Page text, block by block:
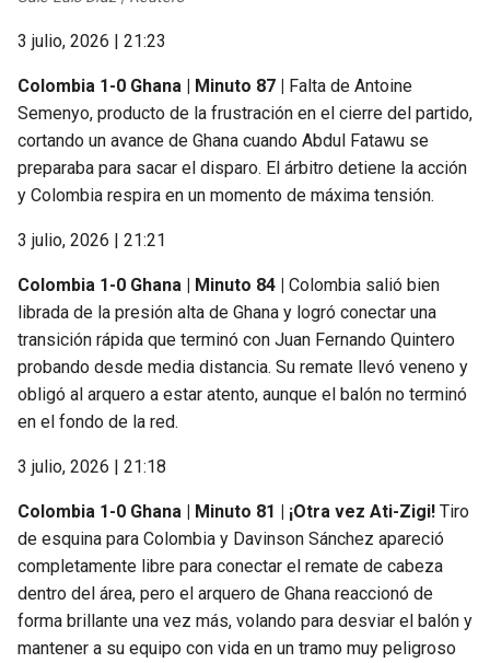
3 julio, 2026 | 21:23
Colombia 1-0 Ghana | Minuto 87 | Falta de Antoine
Semenyo, producto de la frustración en el cierre del partido,
cortando un avance de Ghana cuando Abdul Fatawu se
preparaba para sacar el disparo. El árbitro detiene la acción
y Colombia respira en un momento de máxima tensión.
3 julio, 2026 | 21:21
Colombia 1-0 Ghana | Minuto 84 | Colombia salió bien
librada de la presión alta de Ghana y logró conectar una
transición rápida que terminó con Juan Fernando Quintero
probando desde media distancia. Su remate llevó veneno y
obligó al arquero a estar atento, aunque el balón no terminó
en el fondo de la red.
3 julio, 2026 | 21:18
Colombia 1-0 Ghana | Minuto 81 | ¡Otra vez Ati-Zigi! Tiro
de esquina para Colombia y Davinson Sánchez apareció
completamente libre para conectar el remate de cabeza
dentro del área, pero el arquero de Ghana reaccionó de
forma brillante una vez más, volando para desviar el balón y
mantener a su equipo con vida en un tramo muy peligroso